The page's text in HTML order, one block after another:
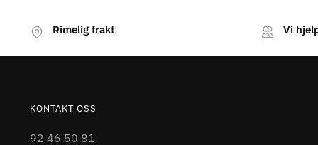
Rimelig frakt Vi
KONTAKT OSS
92 46 50 81